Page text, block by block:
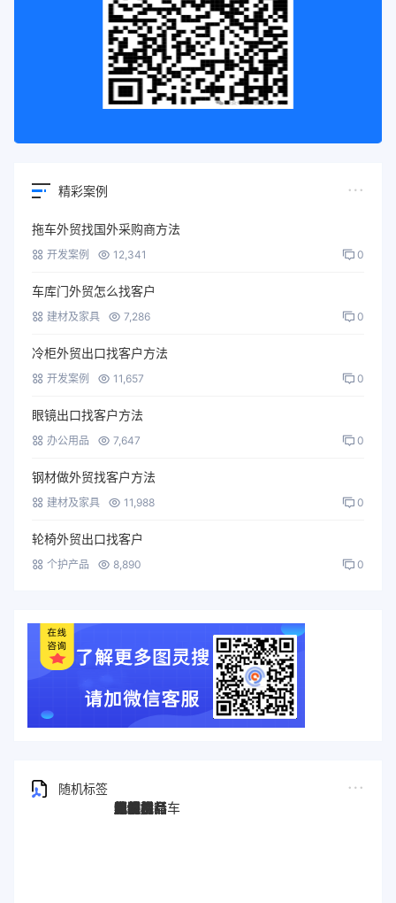
精彩案例
拖车外贸找国外采购商方法
开发案例 12,341 0
车库门外贸怎么找客户
建材及家具 7,286 0
冷柜外贸出口找客户方法
开发案例 11,657 0
眼镜出口找客户方法
办公用品 7,647 0
钢材做外贸找客户方法
建材及家具 11,988 0
轮椅外贸出口找客户
个护产品 8,890 0
随机标签
图灵搜
电子秤
劳保手套
压缩机
宠物用品
纸袋
塑料袋
箱包
圣诞树
电子烟
集装箱
沙发
户外用品
美容用品
红酒
电动自行车
服装
母婴用品
石材
壁纸
建筑材料